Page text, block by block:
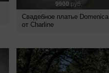
9900 руб.
Свадебное платье Domenica
от Charline